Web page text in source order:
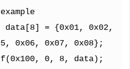
data[8] = {0x01, 0x02,
0x06, 0x07, 0x08};
0, 8, data);